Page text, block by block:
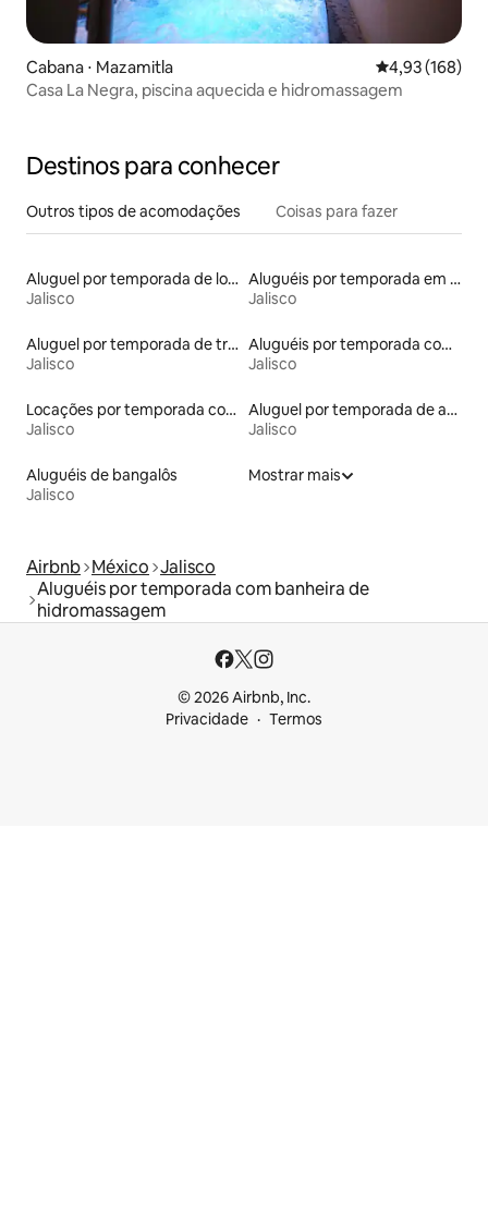
Cabana ⋅ Mazamitla 4,93 de uma
4,93 (168)
Casa La Negra, piscina aquecida e hidromassagem
Destinos para conhecer
Outros tipos de acomodações Coisas para fazer
Aluguel por temporada de lofts
Jalisco
Aluguéis por temporada em resorts
Jalisco
Aluguel por temporada de trailers
Jalisco
Aluguéis por temporada com acesso ao lago
Jalisco
Locações por temporada com piscina
Jalisco
Aluguel por temporada de apart-hotéis
Jalisco
Aluguéis de bangalôs
Jalisco
Mostrar mais
Airbnb México Jalisco
Aluguéis por temporada com banheira de
hidromassagem
© 2026 Airbnb, Inc.
Privacidade
Termos